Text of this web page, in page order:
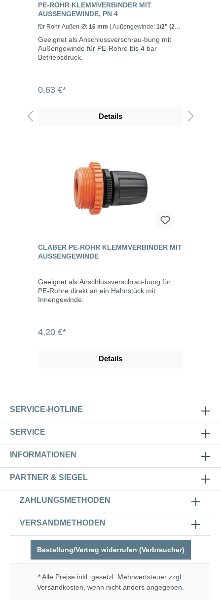
PE-ROHR KLEMMVERBINDER MIT
AUSSENGEWINDE, PN 4
für Rohr-Außen-Ø: 16 mm | Außengewinde: 1/2" (21
Geeignet als Anschlussverschrau-bung mit
Außengewinde für PE-Rohre bis 4 bar
Betriebsdruck.
0,63 €*
Details
CLABER PE-ROHR KLEMMVERBINDER MIT
AUSSENGEWINDE
Geeignet als Anschlussverschrau-bung für
PE-Rohre direkt an ein Hahnstück mit
Innengewinde.
4,20 €*
Details
SERVICE-HOTLINE
SERVICE
INFORMATIONEN
PARTNER & SIEGEL
ZAHLUNGSMETHODEN
VERSANDMETHODEN
Bestellung/Vertrag widerrufen (Verbraucher)
* Alle Preise inkl. gesetzl. Mehrwertsteuer zzgl.
Versandkosten , wenn nicht anders angegeben.